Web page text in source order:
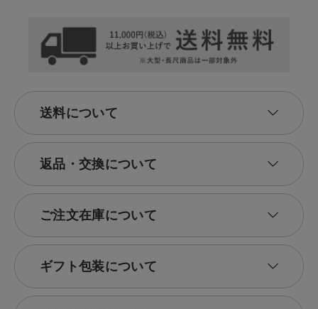
送料について
返品・交換について
ご注文在庫について
ギフト包装について